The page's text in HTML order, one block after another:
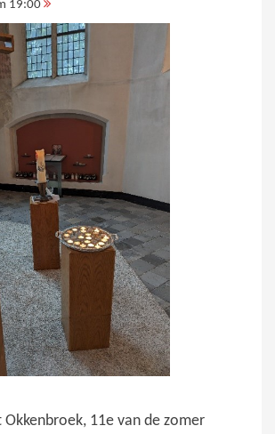
19:00
11e van de zomer